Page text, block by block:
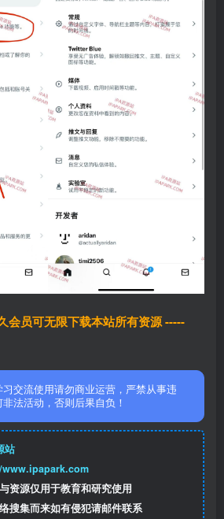
会员可无限下载本站所有资源 -----
交流使用请勿商业运营，严禁从事违
法活动，否则后果自负！
站
资源仅用于教育和研究使用
搜集而来如有侵犯请邮件联系